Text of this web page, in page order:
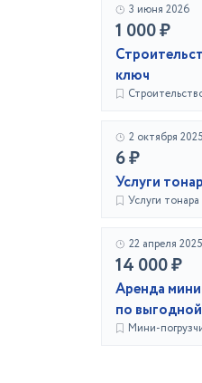
3 июня 2026
1 000 ₽
ключ
2 октября 2025
6 ₽
Услуги
Услуги тонара
22 апреля 2025
14 000 ₽
Аренда
по
Мини-